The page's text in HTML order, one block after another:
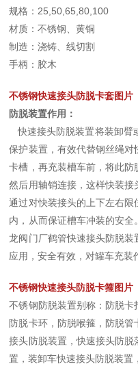
规格：25,50,65,80,100
材质：不锈钢、黄铜
制造：浇铸、线切割
手柄：胶木
不锈钢快速接头防脱卡套图片
防脱装置作用：
快速接头防脱装置将装卸臂
保护装置，有效代替钢丝绳
卡槽，再充装槽车前，将此防
然后用轴销连接，这样快装接
通过对快装接头的上下左右
内，从而保证槽车冲装的安
龙阀门厂鹤管快速接头防脱
应用，安全有效，对罐车充装
不锈钢快速接头防脱卡箍图片
不锈钢防脱装置别称：防脱卡
防脱卡环，防脱喉箍，防脱
接头防脱装置，快速接头防
置，装卸车快速接头防脱装置